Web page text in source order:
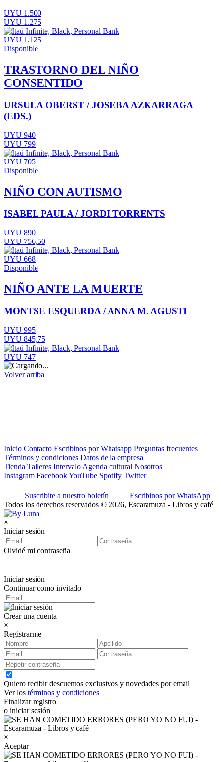
UYU 1.500
UYU 1.275
UYU 1.125
Disponible
TRASTORNO DEL NIÑO
CONSENTIDO
URSULA OBERST / JOSEBA AZKARRAGA
(EDS.)
UYU 940
UYU 799
UYU 705
Disponible
NIÑO CON AUTISMO
ISABEL PAULA / JORDI TORRENTS
UYU 890
UYU 756,50
UYU 668
Disponible
NIÑO ANTE LA MUERTE
MONTSE ESQUERDA / ANNA M. AGUSTI
UYU 995
UYU 845,75
UYU 747
Volver arriba
Inicio Contacto Escribinos por Whatsapp Preguntas frecuentes
Términos y condiciones Datos de la empresa
Tienda Talleres Intervalo Agenda cultural Nosotros
Instagram FacebookYouTube Spotify Twitter
Suscribite a nuestro boletín
Escribinos por WhatsApp
Todos los derechos reservados © 2026, Escaramuza - Libros y café
×
Iniciar sesión
Olvidé mi contraseña
Iniciar sesión
Continuar como invitado
Crear una cuenta
×
Registrarme
Quiero recibir descuentos exclusivos y novedades por email
Ver los términos y condiciones
Finalizar registro
o iniciar sesión
×
Aceptar